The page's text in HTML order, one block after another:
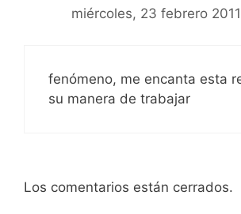
miércoles, 23 febrero
fenómeno, me encanta esta
su manera de trabajar
Los comentarios están cerrados.